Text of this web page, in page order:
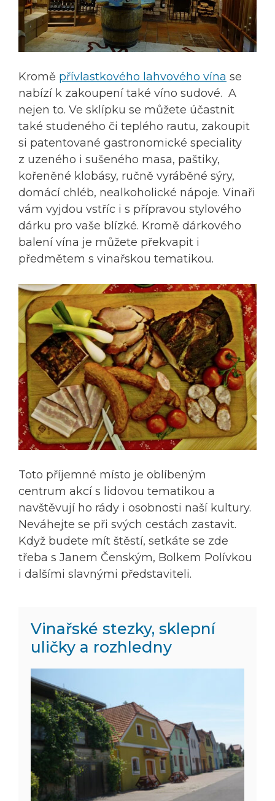
Kromě přívlastkového lahvového vína se
nabízí k zakoupení také víno sudové. A
nejen to. Ve sklípku se můžete účastnit
také studeného či teplého rautu, zakoupit
si patentované gastronomické speciality
z uzeného i sušeného masa, paštiky,
kořeněné klobásy, ručně vyráběné sýry,
domácí chléb, nealkoholické nápoje. Vinaři
vám vyjdou vstříc i s přípravou stylového
dárku pro vaše blízké. Kromě dárkového
balení vína je můžete překvapit i
předmětem s vinařskou tematikou.
Toto příjemné místo je oblíbeným
centrum akcí s lidovou tematikou a
navštěvují ho rády i osobnosti naší kultury.
Neváhejte se při svých cestách zastavit.
Když budete mít štěstí, setkáte se zde
třeba s Janem Čenským, Bolkem Polívkou
i dalšími slavnými představiteli.
Vinařské stezky, sklepní
uličky a rozhledny